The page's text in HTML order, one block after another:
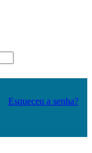
Esqueceu a senha?